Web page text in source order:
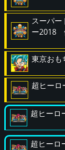
スーパー
ー2018
東京お
超ヒーロ
超ヒー
超ヒーロ